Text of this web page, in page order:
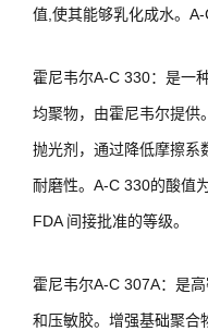
值,使其能够乳化成水。A-
霍尼韦尔A-C 330：是一
均聚物，由霍尼韦尔提供
抛光剂，通过降低摩擦系
耐磨性。A-C 330的酸值
FDA 间接批准的等级。
霍尼韦尔A-C 307A：是
和压敏胶。增强基础聚合